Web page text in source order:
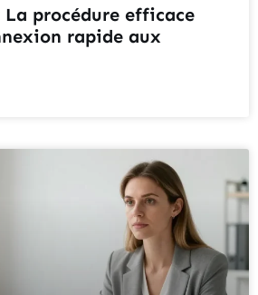
La procédure efficace
rapide aux